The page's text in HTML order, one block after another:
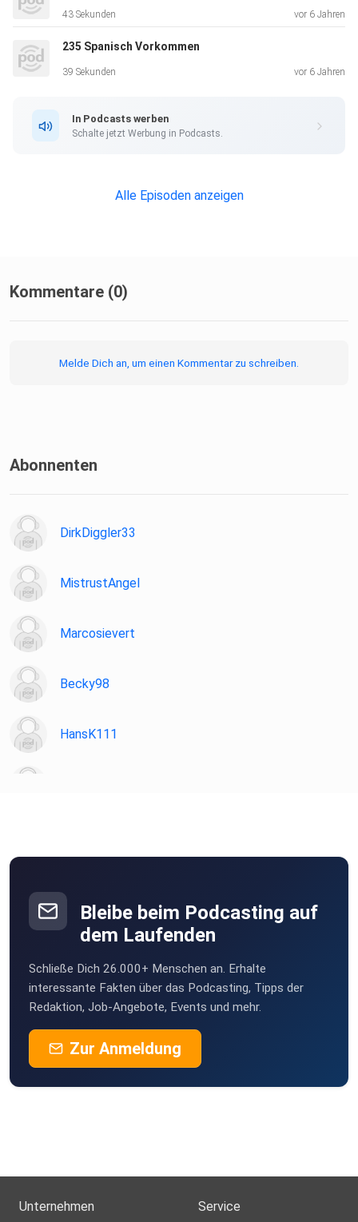
43 Sekunden vor 6 Jahren
235 Spanisch Vorkommen
39 Sekunden vor 6 Jahren
In Podcasts werben
Schalte jetzt Werbung in Podcasts.
Alle Episoden anzeigen
Kommentare (0)
Melde Dich an, um einen Kommentar zu schreiben.
Abonnenten
DirkDiggler33
MistrustAngel
Marcosievert
Becky98
HansK111
Piding
Bleibe beim Podcasting auf
dem Laufenden
Schließe Dich 26.000+ Menschen an. Erhalte
interessante Fakten über das Podcasting, Tipps der
Redaktion, Job-Angebote, Events und mehr.
Zur Anmeldung
Unternehmen Service